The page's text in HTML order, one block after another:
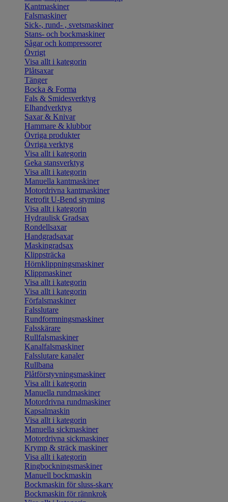
Kantmaskiner
Falsmaskiner
Sick-, rund- , svetsmaskiner
Stans- och bockmaskiner
Sågar och kompressorer
Övrigt
Visa allt i kategorin
Plåtsaxar
Tänger
Bocka & Forma
Fals & Smidesverktyg
Elhandverktyg
Saxar & Knivar
Hammare & klubbor
Övriga produkter
Övriga verktyg
Visa allt i kategorin
Geka stansverktyg
Visa allt i kategorin
Manuella kantmaskiner
Motordrivna kantmaskiner
Retrofit U-Bend styrning
Visa allt i kategorin
Hydraulisk Gradsax
Rondellsaxar
Handgradsaxar
Maskingradsax
Klippsträcka
Hörnklippningsmaskiner
Klippmaskiner
Visa allt i kategorin
Visa allt i kategorin
Förfalsmaskiner
Falsslutare
Rundformningsmaskiner
Falsskärare
Rullfalsmaskiner
Kanalfalsmaskiner
Falsslutare kanaler
Rullbana
Plåtförstyvningsmaskiner
Visa allt i kategorin
Manuella rundmaskiner
Motordrivna rundmaskiner
Kapsalmaskin
Visa allt i kategorin
Manuella sickmaskiner
Motordrivna sickmaskiner
Krymp & sträck maskiner
Visa allt i kategorin
Ringbockningsmaskiner
Manuell bockmaskin
Bockmaskin för sluss-skarv
Bockmaskin för rännkrok